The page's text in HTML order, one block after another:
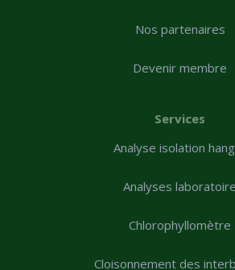
Nos partenaires
Devenir membre
Services
Analyse isolation
Analyses laboratoire
Chlorophyllomètre
Cloisonnement des